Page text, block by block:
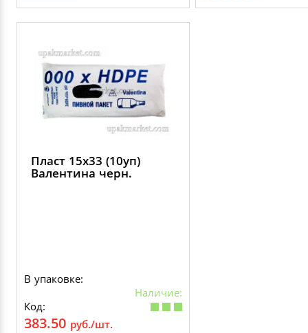
Пласт 15х33 (10уп)
Валентина черн.
В упаковке:
Наличие:
Код:
383.50 руб./шт.